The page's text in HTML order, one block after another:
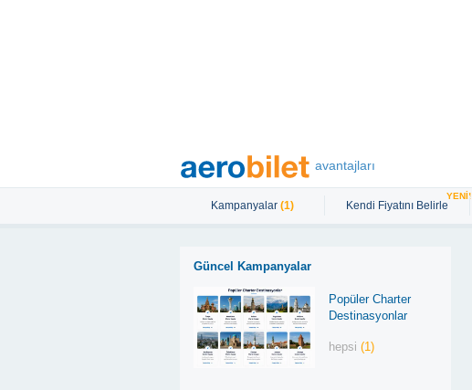
avantajları
Kampanyalar (1) Kendi Fiyatını Belirle
YENİ!
Güncel Kampanyalar
Popüler Charter
Destinasyonlar
hepsi(1)